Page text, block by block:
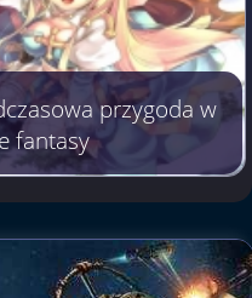
przygoda w
fantasy